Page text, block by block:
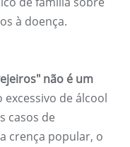
à doença.
não é um
de álcool
casos de
crença popular, o